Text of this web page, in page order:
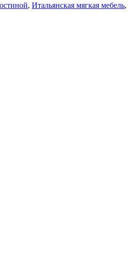
, Итальянская мягкая мебель,